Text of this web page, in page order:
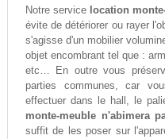
Notre service location
évite de détériorer ou rayer
s'agisse d'un mobilier
objet encombrant tel que :
etc… En outre vous
parties communes, car
effectuer dans le hall, le
monte-meuble n'abimera
suffit de les poser sur